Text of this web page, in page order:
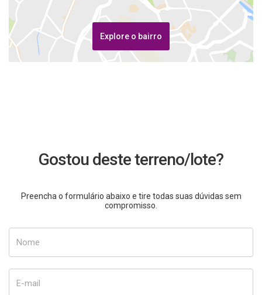
Explore o bairro
Gostou deste terreno/lote?
Preencha o formulário abaixo e tire todas suas dúvidas sem
compromisso.